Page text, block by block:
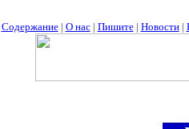
Содержание| О нас| Пишите| Новости|